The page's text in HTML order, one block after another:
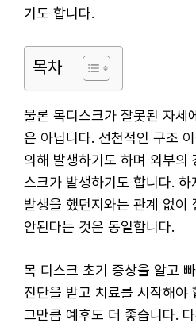
기도 합니다.
목차
물론 목디스크가 잘못된 자세
은 아닙니다. 선천적인 구조
의해 발생하기도 하며 외부의
스크가 발생하기도 합니다. 하
발생을 했던지와는 관계 없이
안된다는 것은 동일합니다.
목 디스크 초기 증상을 알고
진단을 받고 치료를 시작해야
그만큼 예후도 더 좋습니다.